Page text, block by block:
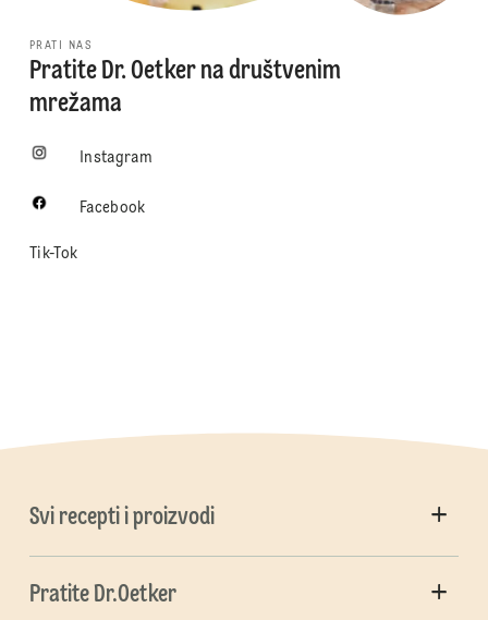
PRATI NAS
Pratite Dr. Oetker na društvenim
mrežama
Instagram
Facebook
Tik-Tok
Svi recepti i proizvodi
Pratite Dr.Oetker